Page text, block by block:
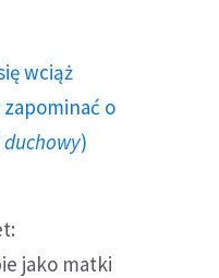
wciąż
o
duchowy)
jako matki